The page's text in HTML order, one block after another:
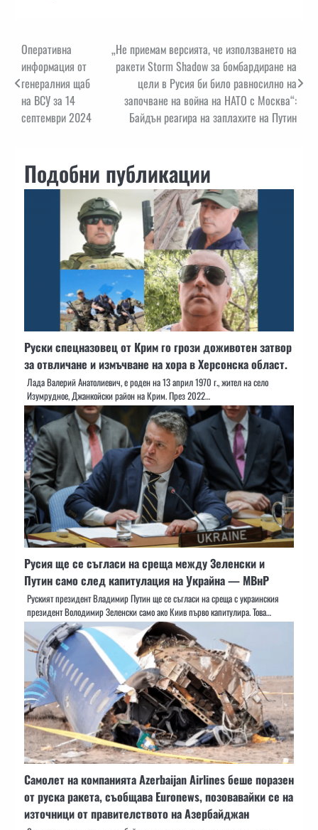
Навигация
Оперативна
информация от
генералния щаб
на ВСУ за 14
септември 2024
„Не приемам версията, че използването на
ракети Storm Shadow за бомбардиране на
цели в Русия би било равносилно на
започване на война на НАТО с Москва“:
Байдън реагира на заплахите на Путин
Подобни публикации
Руски спецназовец от Крим го грози доживотен затвор
за отвличане и измъчване на хора в Херсонска област.
Лада Валерий Анатолиевич, е роден на 13 април 1970 г., жител на село
Изумрудное, Джанкойски район на Крим. През 2022…
Русия ще се съгласи на среща между Зеленски и
Путин само след капитулация на Украйна — МВнР
Руският президент Владимир Путин ще се съгласи на среща с украинския
президент Володимир Зеленски само ако Киив първо капитулира. Това…
Самолет на компанията Azerbaijan Airlines беше поразен
от руска ракета, съобщава Euronews, позовавайки се на
източници от правителството на Азербайджан